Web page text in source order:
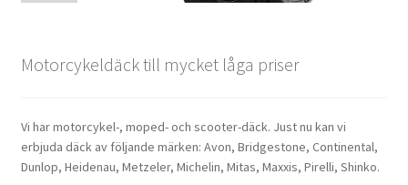
Motorcykeldäck till mycket låga priser
Vi har motorcykel-, moped- och scooter-däck. Just nu kan vi
erbjuda däck av följande märken: Avon, Bridgestone, Continental,
Dunlop, Heidenau, Metzeler, Michelin, Mitas, Maxxis, Pirelli, Shinko.